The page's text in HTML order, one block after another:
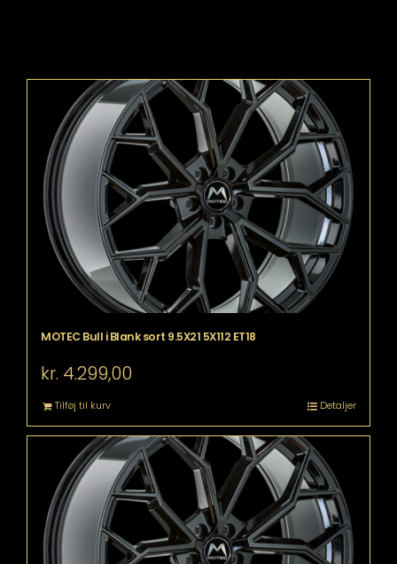
MOTEC Bull i Blank sort 9.5X21 5X112 ET18
kr. 4.299,00
Tilføj til kurv Detaljer